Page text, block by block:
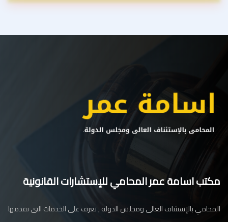
مكتب اسامة عمر المحامي للإستشارات القانونية
المحامي بالإستئناف العالى ومجلس الدولة , تعرف على الخدمات التى نقدمها